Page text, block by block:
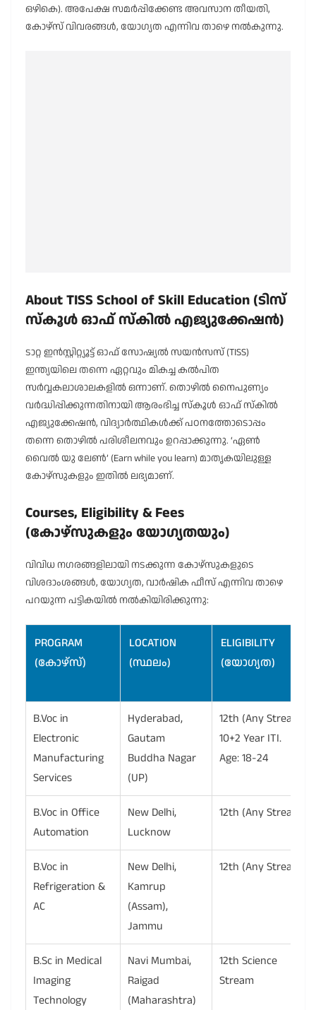
ഒഴികെ). അപേക്ഷ സമർപ്പിക്കേണ്ട അവസാന തീയതി,
കോഴ്സ് വിവരങ്ങൾ, യോഗ്യത എന്നിവ താഴെ നൽകുന്നു.
About TISS School of Skill Education (ടിസ്
സ്കൂൾ ഓഫ് സ്കിൽ എജ്യുക്കേഷൻ)
ടാറ്റ ഇൻസ്റ്റിറ്റ്യൂട്ട് ഓഫ് സോഷ്യൽ സയൻസസ് (TISS)
ഇന്ത്യയിലെ തന്നെ ഏറ്റവും മികച്ച കൽപിത
സർവ്വകലാശാലകളിൽ ഒന്നാണ്. തൊഴിൽ നൈപുണ്യം
വർദ്ധിപ്പിക്കുന്നതിനായി ആരംഭിച്ച സ്കൂൾ ഓഫ് സ്കിൽ
എജ്യുക്കേഷൻ, വിദ്യാർത്ഥികൾക്ക് പഠനത്തോടൊപ്പം
തന്നെ തൊഴിൽ പരിശീലനവും ഉറപ്പാക്കുന്നു. ‘ഏൺ
വൈൽ യു ലേൺ’ (Earn while you learn) മാതൃകയിലുള്ള
കോഴ്സുകളും ഇതിൽ ലഭ്യമാണ്.
Courses, Eligibility & Fees
(കോഴ്സുകളും യോഗ്യതയും)
വിവിധ നഗരങ്ങളിലായി നടക്കുന്ന കോഴ്സുകളുടെ
വിശദാംശങ്ങൾ, യോഗ്യത, വാർഷിക ഫീസ് എന്നിവ താഴെ
പറയുന്ന പട്ടികയിൽ നൽകിയിരിക്കുന്നു:
PROGRAM
(കോഴ്സ്)
LOCATION
(സ്ഥലം)
ELIGIBILITY
(യോഗ്യത)
B.Voc in
Electronic
Manufacturing
Services
Hyderabad,
Gautam
Buddha Nagar
(UP)
12th (Any Stream),
10+2 Year ITI.
Age: 18-24
B.Voc in Office
Automation
New Delhi,
Lucknow
12th (Any Stream)
B.Voc in
Refrigeration &
AC
New Delhi,
Kamrup
(Assam),
Jammu
12th (Any Stream)
B.Sc in Medical
Imaging
Technology
Navi Mumbai,
Raigad
(Maharashtra)
12th Science
Stream